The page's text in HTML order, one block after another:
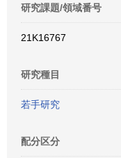
研究課題/領域番号
21K16767
研究種目
若手研究
配分区分